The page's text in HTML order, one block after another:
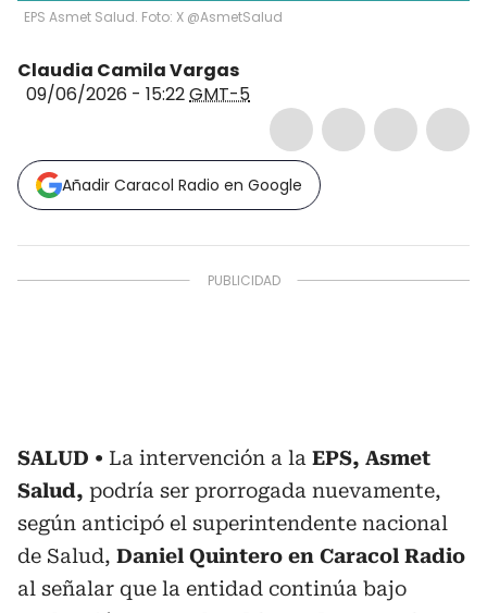
EPS Asmet Salud. Foto: X @AsmetSalud
Claudia Camila Vargas
09/06/2026 - 15:22GMT-5
Añadir Caracol Radio en Google
SALUD La intervención a la EPS, Asmet
Salud, podría ser prorrogada nuevamente,
según anticipó el superintendente nacional
de Salud, Daniel Quintero en Caracol Radio
al señalar que la entidad continúa bajo